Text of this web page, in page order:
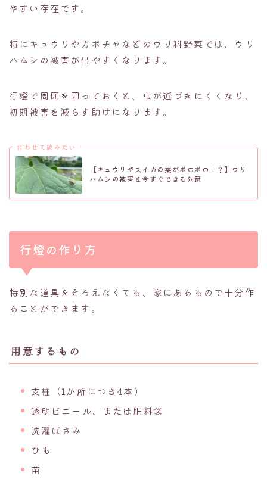
やすい存在です。
特にキュウリやカボチャなどのウリ科野菜では、ウリ
ハムシの被害が出やすくなります。
行燈で周囲を囲っておくと、虫が近づきにくくなり、
初期被害を減らす助けになります。
合わせて読みたい
【キュウリやスイカの葉がボロボロ！？】ウリ
ハムシの被害と今すぐできる対策
行燈の作り方
特別な道具をそろえなくても、家にあるもので十分作
ることができます。
用意するもの
支柱（1か所につき4本）
透明ビニール、または肥料袋
洗濯ばさみ
ひも
苗